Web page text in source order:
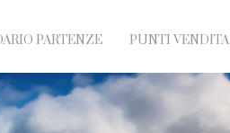
PARTENZE PUNTI VENDITA